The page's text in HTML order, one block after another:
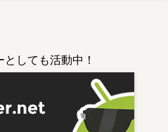
しても活動中！